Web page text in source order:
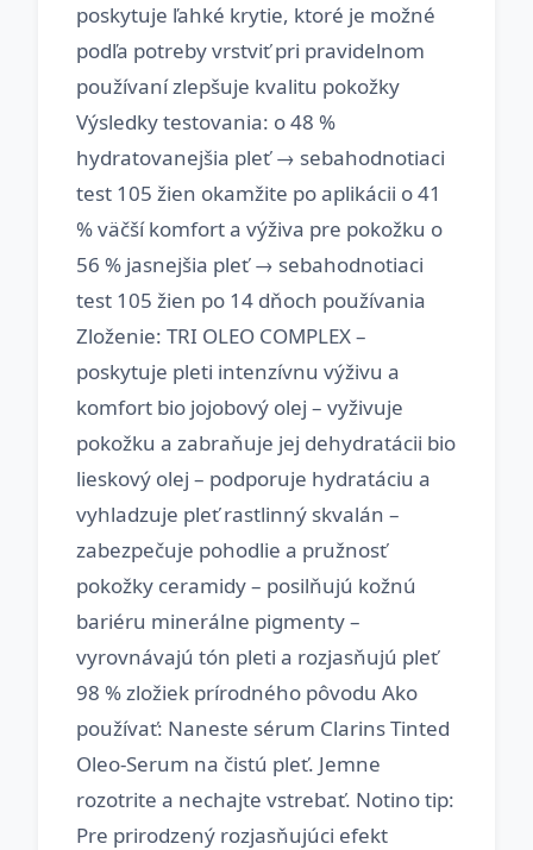
poskytuje ľahké krytie, ktoré je možné
podľa potreby vrstviť pri pravidelnom
používaní zlepšuje kvalitu pokožky
Výsledky testovania: o 48 %
hydratovanejšia pleť → sebahodnotiaci
test 105 žien okamžite po aplikácii o 41
% väčší komfort a výživa pre pokožku o
56 % jasnejšia pleť → sebahodnotiaci
test 105 žien po 14 dňoch používania
Zloženie: TRI OLEO COMPLEX –
poskytuje pleti intenzívnu výživu a
komfort bio jojobový olej – vyživuje
pokožku a zabraňuje jej dehydratácii bio
lieskový olej – podporuje hydratáciu a
vyhladzuje pleť rastlinný skvalán –
zabezpečuje pohodlie a pružnosť
pokožky ceramidy – posilňujú kožnú
bariéru minerálne pigmenty –
vyrovnávajú tón pleti a rozjasňujú pleť
98 % zložiek prírodného pôvodu Ako
používať: Naneste sérum Clarins Tinted
Oleo-Serum na čistú pleť. Jemne
rozotrite a nechajte vstrebať. Notino tip:
Pre prirodzený rozjasňujúci efekt